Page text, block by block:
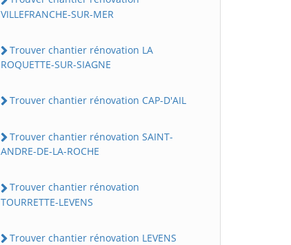
VILLEFRANCHE-SUR-MER
Trouver chantier rénovation LA
ROQUETTE-SUR-SIAGNE
Trouver chantier rénovation CAP-D'AIL
Trouver chantier rénovation SAINT-
ANDRE-DE-LA-ROCHE
Trouver chantier rénovation
TOURRETTE-LEVENS
Trouver chantier rénovation LEVENS